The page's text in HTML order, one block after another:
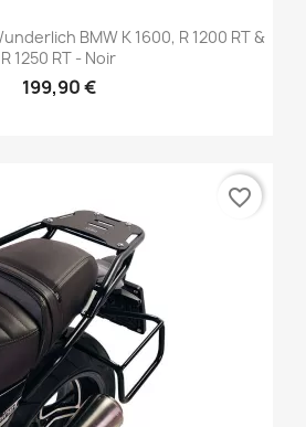
BMW K 1600, R 1200 RT &
R 1250 RT - Noir
199,90 €
favorite_border